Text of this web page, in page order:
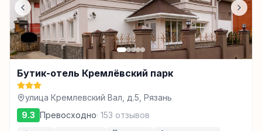
Бутик-отель Кремлёвский парк
улица Кремлевский Вал, д.5, Рязань
9.3 Превосходно· 153 отзывов